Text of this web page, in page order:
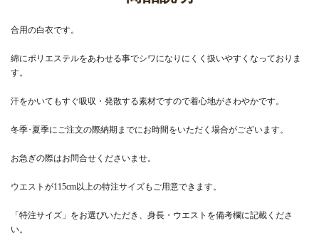
合用の白衣です。
綿にポリエステルをあわせる事でシワになりにくく扱いやすくなっておりま
す。
汗をかいてもすぐ吸収・発散する素材ですので着心地がさわやかです。
冬季･夏季にご注文の際納期までにお時間をいただく場合がございます。
お急ぎの際はお問合せくださいませ。
ウエストが115cm以上の特注サイズもご用意できます。
「特注サイズ」をお選びいただき、身長・ウエストを備考欄に記載くださ
い。